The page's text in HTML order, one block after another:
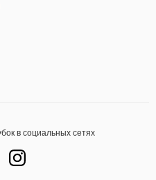
в социальных сетях